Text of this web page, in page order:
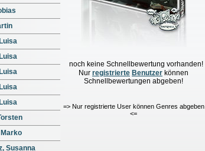
noch keine Schnellbewertung vorhanden!
Nur registrierte Benutzer können
Schnellbewertungen abgeben!
=> Nur registrierte User können Genres abgeben
<=
Susanna